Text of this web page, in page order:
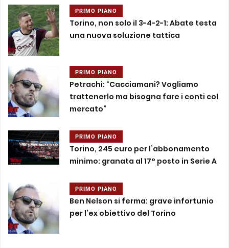
PRIMO PIANO
Torino, non solo il 3-4-2-1: Abate testa
una nuova soluzione tattica
PRIMO PIANO
Petrachi: “Cacciamani? Vogliamo
trattenerlo ma bisogna fare i conti col
mercato”
PRIMO PIANO
Torino, 245 euro per l’abbonamento
minimo: granata al 17° posto in Serie A
PRIMO PIANO
Ben Nelson si ferma: grave infortunio
per l’ex obiettivo del Torino